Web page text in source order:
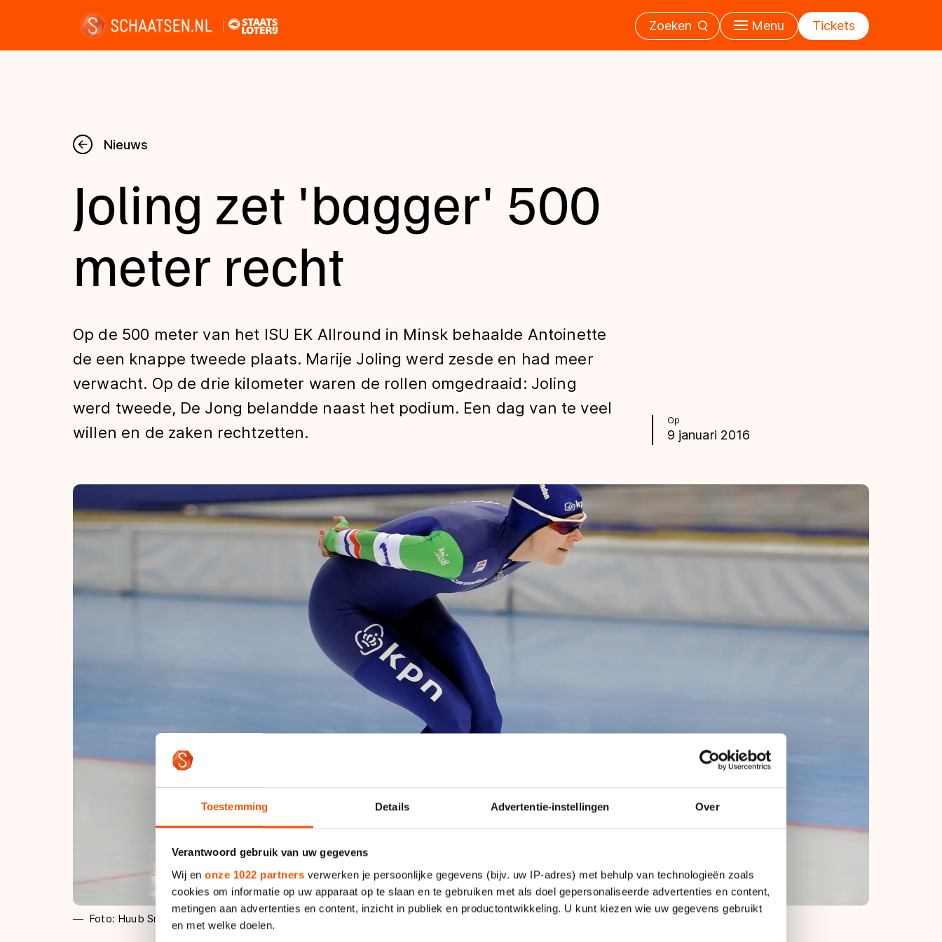
Toestemming Details Advertentie-instellingen Over
Verantwoord gebruik van uw gegevens
Wij en onze 1022 partners verwerken je persoonlijke gegevens (bijv. uw IP-adres) met behulp van technologieën zoals
cookies om informatie op uw apparaat op te slaan en te gebruiken met als doel gepersonaliseerde advertenties en content,
metingen aan advertenties en content, inzicht in publiek en productontwikkeling. U kunt kiezen wie uw gegevens gebruikt
en met welke doelen.
Zoeken Menu Tickets
Nieuws
Kalender
Disciplines
Uitslagen
Tijden & historie
De weg op
Schaatsfans
Olympische Spelen
Nieuws
Op
9 januari 2016
Joling zet 'bagger' 500
meter recht
Op de 500 meter van het ISU EK Allround in Minsk behaalde Antoinette
de een knappe tweede plaats. Marije Joling werd zesde en had meer
verwacht. Op de drie kilometer waren de rollen omgedraaid: Joling
werd tweede, De Jong belandde naast het podium. Een dag van te veel
willen en de zaken rechtzetten.
Foto: Huub Snoep